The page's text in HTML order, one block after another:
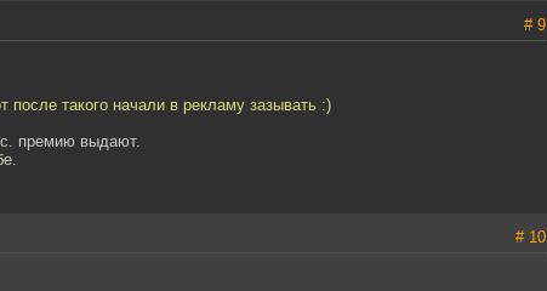
# 9
такого начали в рекламу зазывать :)
премию выдают.
# 10